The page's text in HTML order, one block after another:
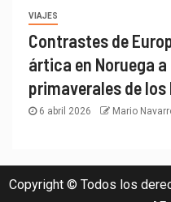
VIAJES
Contrastes de
ártica en Noruega
primaverales de los
6 abril 2026 Mario
Copyright © Todos los